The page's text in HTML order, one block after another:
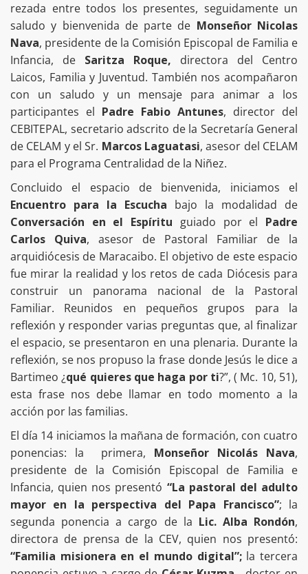
rezada entre todos los presentes, seguidamente un
saludo y bienvenida de parte de Monseñor Nicolas
Nava, presidente de la Comisión Episcopal de Familia e
Infancia, de Saritza Roque, directora del Centro
Laicos, Familia y Juventud. También nos acompañaron
con un saludo y un mensaje para animar a los
participantes el Padre Fabio Antunes, director del
CEBITEPAL, secretario adscrito de la Secretaría General
de CELAM y el Sr. Marcos Laguatasi, asesor del CELAM
para el Programa Centralidad de la Niñez.
Concluido el espacio de bienvenida, iniciamos el
Encuentro para la Escucha bajo la modalidad de
Conversación en el Espíritu guiado por el Padre
Carlos Quiva, asesor de Pastoral Familiar de la
arquidiócesis de Maracaibo. El objetivo de este espacio
fue mirar la realidad y los retos de cada Diócesis para
construir un panorama nacional de la Pastoral
Familiar. Reunidos en pequeños grupos para la
reflexión y responder varias preguntas que, al finalizar
el espacio, se presentaron en una plenaria. Durante la
reflexión, se nos propuso la frase donde Jesús le dice a
Bartimeo ¿qué quieres que haga por ti?”, ( Mc. 10, 51),
esta frase nos debe llamar en todo momento a la
acción por las familias.
El día 14 iniciamos la mañana de formación, con cuatro
ponencias: la primera, Monseñor Nicolás Nava,
presidente de la Comisión Episcopal de Familia e
Infancia, quien nos presentó “La pastoral del adulto
mayor en la perspectiva del Papa Francisco”; la
segunda ponencia a cargo de la Lic. Alba Rondón,
directora de prensa de la CEV, quien nos presentó:
“Familia misionera en el mundo digital”;la tercera